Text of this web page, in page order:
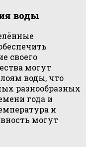
воды
своего
могут
воды, что
разнообразных
года и
и
могут